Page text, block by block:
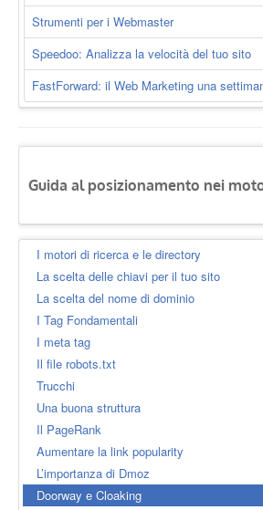
Strumenti per i Webmaster
Speedoo: Analizza la velocità del tuo sito
FastForward: il Web Marketing una
Guida al posizionamento nei
I motori di ricerca e le directory
La scelta delle chiavi per il tuo sito
La scelta del nome di dominio
I Tag Fondamentali
I meta tag
Il file robots.txt
Trucchi
Una buona struttura
Il PageRank
Aumentare la link popularity
L’importanza di Dmoz
Doorway e Cloaking